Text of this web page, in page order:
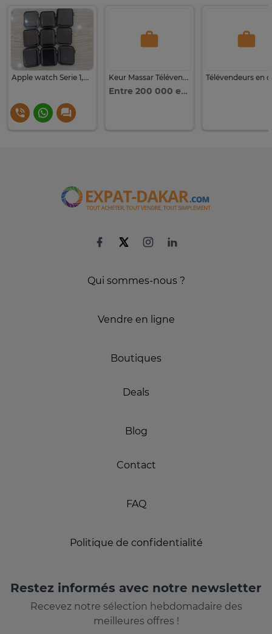
Apple watch Serie 1,2,3,4,56,7,8,9,SE,10,SE Keur Massar Télévendeurs confirmés FAI FREE France
Entre 200 000 et 300 0000
Qui sommes-nous ?
Vendre en ligne
Boutiques
Deals
Blog
Contact
FAQ
Politique de confidentialité
Restez informés avec notre newsletter
Recevez notre sélection hebdomadaire des
meilleures offres !